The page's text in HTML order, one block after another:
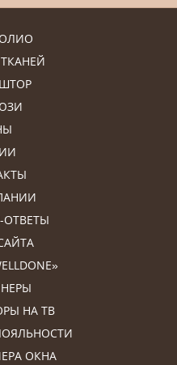
НА ТВ
ОКНА